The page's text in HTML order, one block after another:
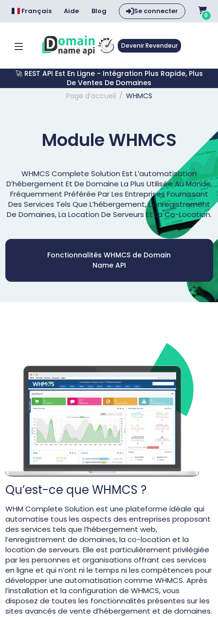
Français Aide Blog Se connecter 0
Devenir Revendeur
🚀 REST API Est En Ligne - Intégration Plus Rapide, Plus
De Ventes De Domaines
Page d’accueil
WHMCS
Module WHMCS
WHMCS Complete Solution Est L’automatisation
D’hébergement Et De Domaine La Plus Utilisée Au Monde,
Fréquemment Préférée Par Les Entreprises Fournissant
Des Services Tels Que L’hébergement, L’enregistrement
De Domaines, La Location De Serveurs Et La Co-Location.
Fonctionnalités WHMCS de Domain
Name API
Qu’est-ce que WHMCS ?
WHM Complete Solution est une plateforme idéale qui
automatise tous les aspects des entreprises proposant
des services tels que l’hébergement web,
l’enregistrement de domaines, la co-location et la
location de serveurs. Elle est particulièrement privilégiée
par les personnes et organisations offrant ces services
en ligne et qui n’ont ni le temps ni les compétences pour
développer une automatisation comme WHMCS. Après
l’installation et la configuration de WHMCS, vous
disposez de toutes les fonctionnalités présentes sur les
sites avancés de vente d’hébergement et de domaines.